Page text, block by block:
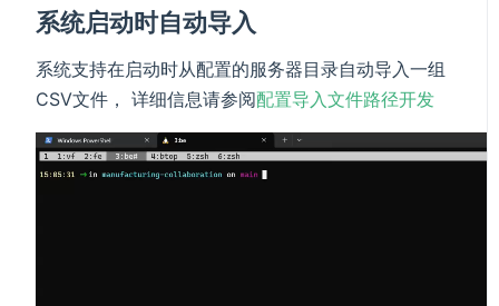
系统启动时自动导入
系统支持在启动时从配置的服务器目录自动导入一组
CSV文件， 详细信息请参阅配置导入文件路径开发